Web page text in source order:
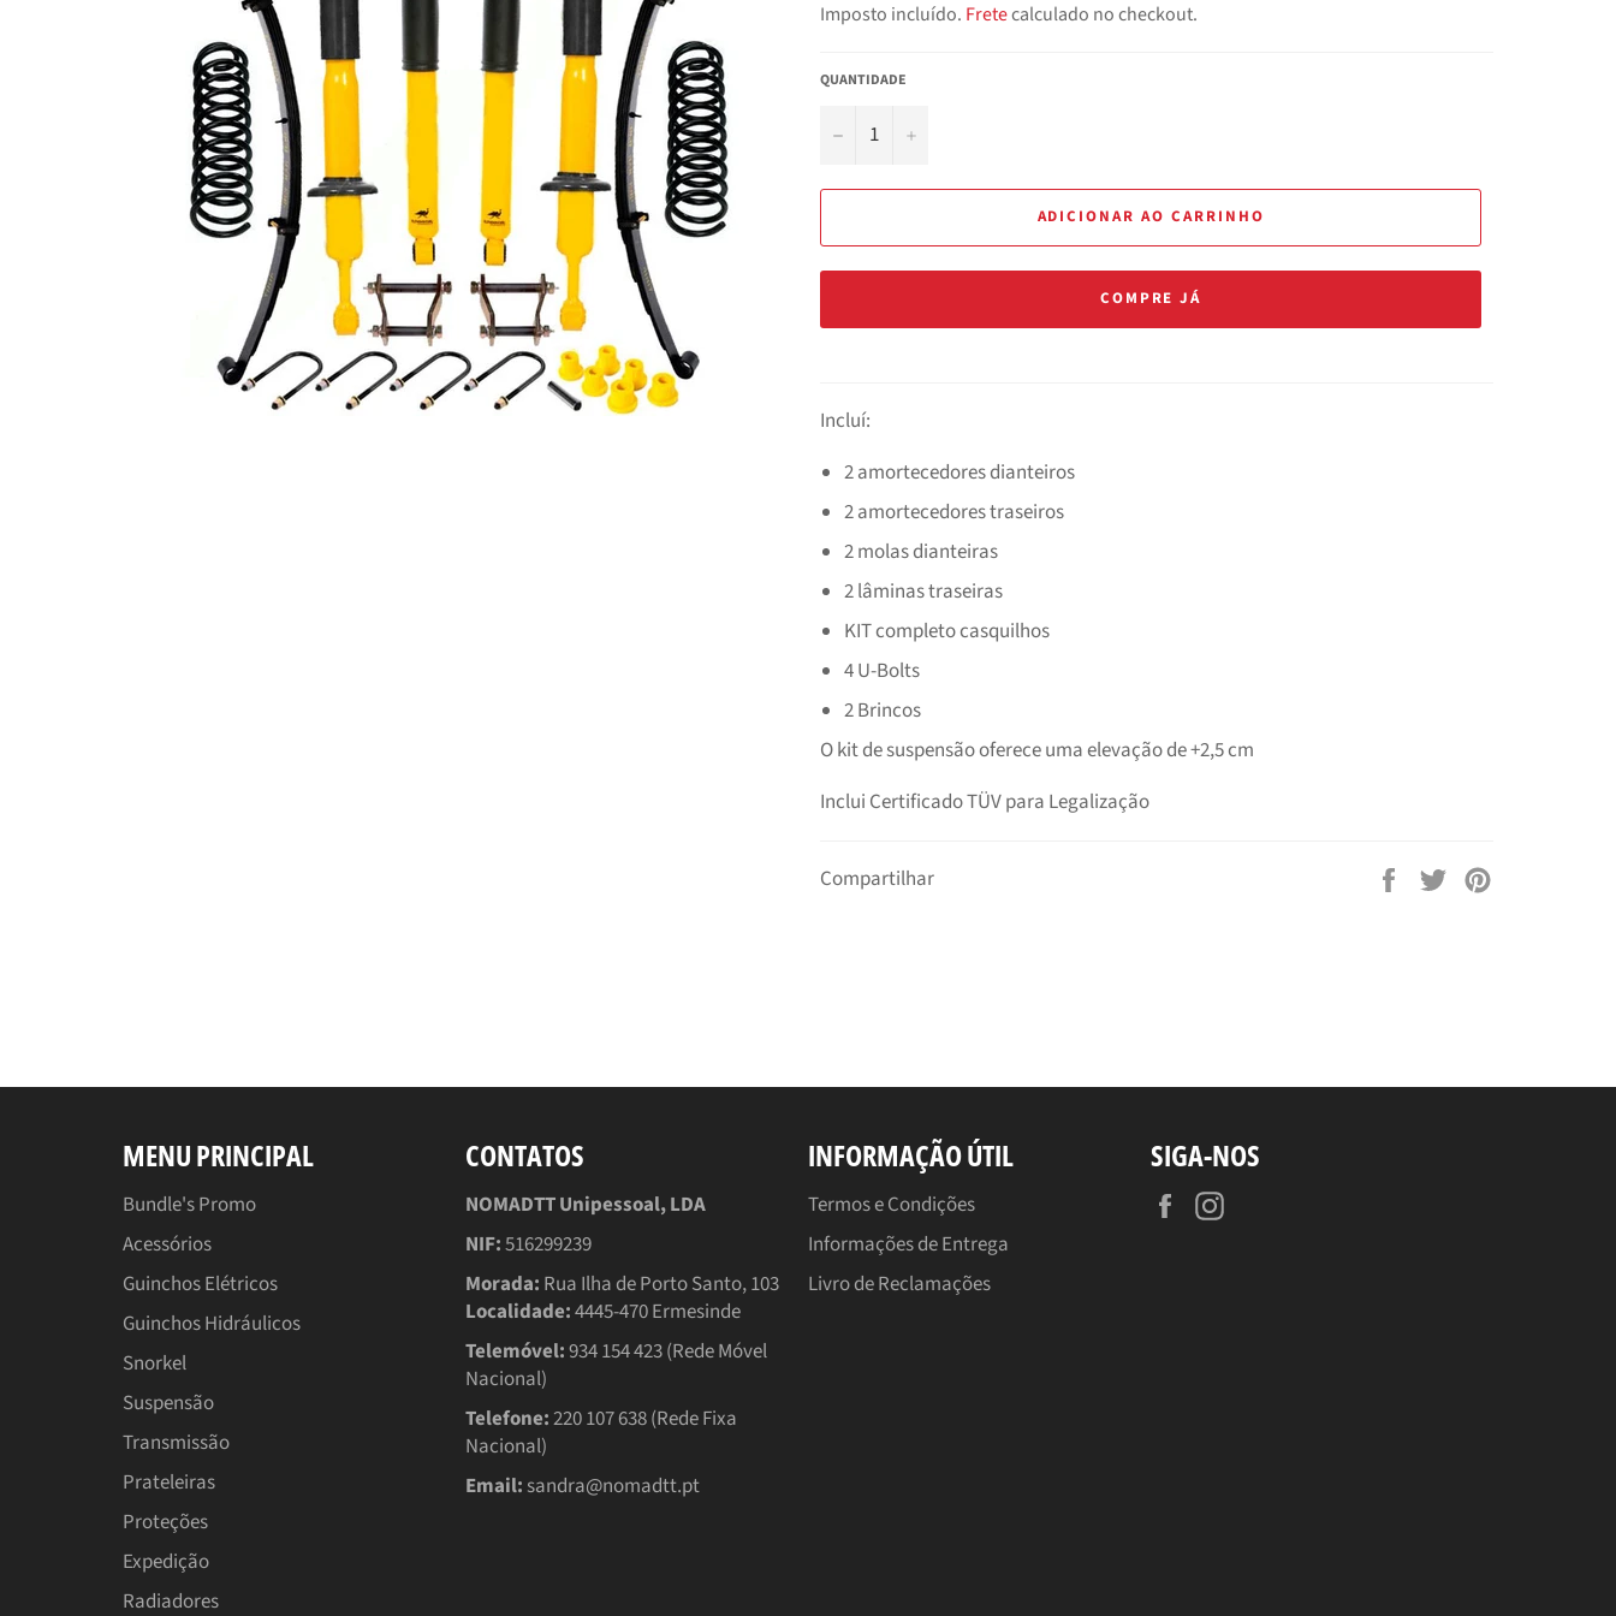
Imposto incluído. Fretecalculado no checkout.
QUANTIDADE
− +
ADICIONAR AO CARRINHO
COMPRE JÁ
Incluí:
2 amortecedores dianteiros
2 amortecedores traseiros
2 molas dianteiras
2 lâminas traseiras
KIT completo casquilhos
4U-Bolts
2 Brincos
O kit de suspensão oferece uma elevação de +2,5 cm
Inclui Certificado TÜV para Legalização
Compartilhar
Compartilhar
Tuitar
MENU PRINCIPAL
Bundle's Promo
Acessórios
Guinchos Elétricos
Guinchos Hidráulicos
Snorkel
Suspensão
Transmissão
Prateleiras
Proteções
Expedição
Radiadores
CONTATOS
NOMADTT Unipessoal, LDA
NIF:516299239
Morada: Rua Ilha de Porto Santo, 103
Localidade:4445-470 Ermesinde
Telemóvel:934 154 423 (Rede Móvel
Nacional)
Telefone:220 107 638 (Rede Fixa
Nacional)
Email: sandra@nomadtt.pt
INFORMAÇÃO ÚTIL
Termos e Condições
Informações de Entrega
Livro de Reclamações
SIGA-NOS
Facebook